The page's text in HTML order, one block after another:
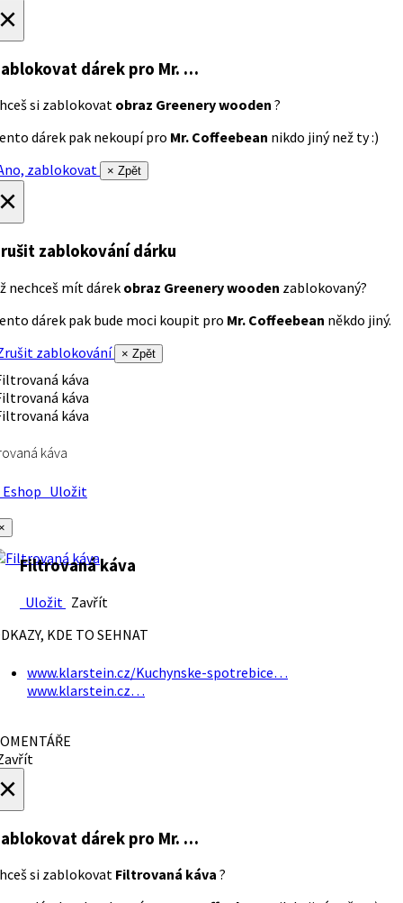
dárek pro Mr. …
si zablokovat obraz Greenery wooden ?
dárek pak nekoupí pro Mr. Coffeebean nikdo jiný než ty :)
zablokovat
× Zpět
zablokování dárku
nechceš mít dárek obraz Greenery wooden zablokovaný?
dárek pak bude moci koupit pro Mr. Coffeebean někdo jiný.
zablokování
× Zpět
káva
Uložit
Filtrovaná káva
Uložit Zavřít
KDE TO SEHNAT
www.klarstein.cz/Kuchynske-spotrebice…
www.klarstein.cz…
dárek pro Mr. …
si zablokovat Filtrovaná káva ?